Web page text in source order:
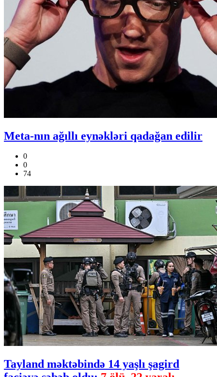
Meta-nın ağıllı eynəkləri qadağan edilir
0
0
74
Tayland məktəbində 14 yaşlı şagird